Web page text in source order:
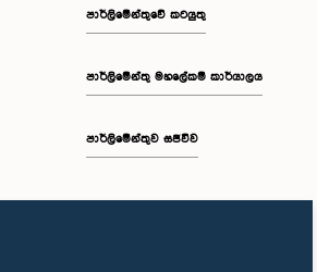
පාර්ලිමේන්තුවේ කටයුතු
පාර්ලිමේන්තු මහලේකම් කාර්යාලය
පාර්ලිමේන්තුව සජීවීව